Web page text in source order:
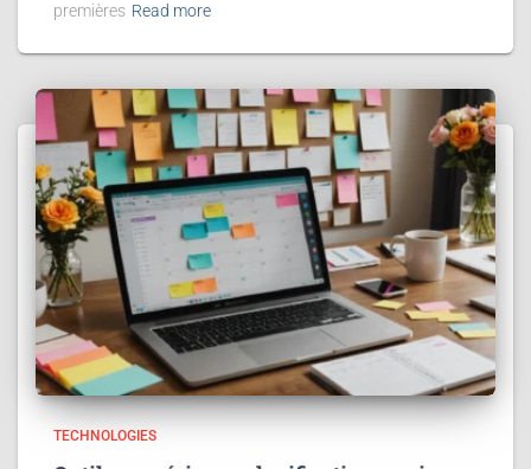
premières Read more
TECHNOLOGIES